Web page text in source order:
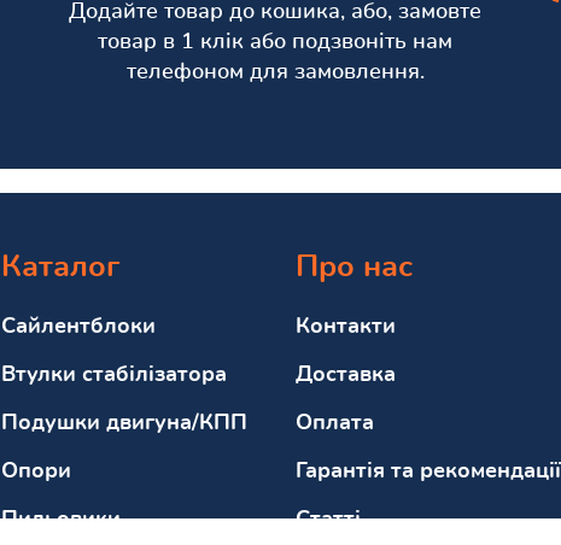
Додайте товар до кошика, або, замовте
товар в 1 клік або подзвоніть нам
телефоном для замовлення.
Каталог
Сайлентблоки
Втулки стабілізатора
Подушки двигуна/КПП
Опори
Пильовики
Про нас
Контакти
Доставка
Оплата
Гарантія та рекомендації
Статті